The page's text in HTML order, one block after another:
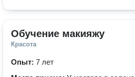
Обучение макияжу
Красота
Опыт: 7 лет